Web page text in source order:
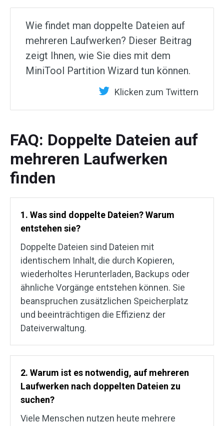
Wie findet man doppelte Dateien auf
mehreren Laufwerken? Dieser Beitrag
zeigt Ihnen, wie Sie dies mit dem
MiniTool Partition Wizard tun können.
Klicken zum Twittern
FAQ: Doppelte Dateien auf
mehreren Laufwerken
finden
1. Was sind doppelte Dateien? Warum
entstehen sie?
Doppelte Dateien sind Dateien mit
identischem Inhalt, die durch Kopieren,
wiederholtes Herunterladen, Backups oder
ähnliche Vorgänge entstehen können. Sie
beanspruchen zusätzlichen Speicherplatz
und beeinträchtigen die Effizienz der
Dateiverwaltung.
2. Warum ist es notwendig, auf mehreren
Laufwerken nach doppelten Dateien zu
suchen?
Viele Menschen nutzen heute mehrere